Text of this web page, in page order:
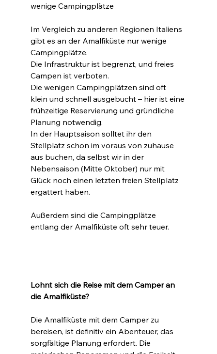
wenige Campingplätze
Im Vergleich zu anderen Regionen Italiens
gibt es an der Amalfiküste nur wenige
Campingplätze.
Die Infrastruktur ist begrenzt, und freies
Campen ist verboten.
Die wenigen Campingplätzen sind oft
klein und schnell ausgebucht – hier ist eine
frühzeitige Reservierung und gründliche
Planung notwendig.
In der Hauptsaison solltet ihr den
Stellplatz schon im voraus von zuhause
aus buchen, da selbst wir in der
Nebensaison (Mitte Oktober) nur mit
Glück noch einen letzten freien Stellplatz
ergattert haben.
Außerdem sind die Campingplätze
entlang der Amalfiküste oft sehr teuer.
Lohnt sich die Reise mit dem Camper an
die Amalfiküste?
Die Amalfiküste mit dem Camper zu
bereisen, ist definitiv ein Abenteuer, das
sorgfältige Planung erfordert. Die